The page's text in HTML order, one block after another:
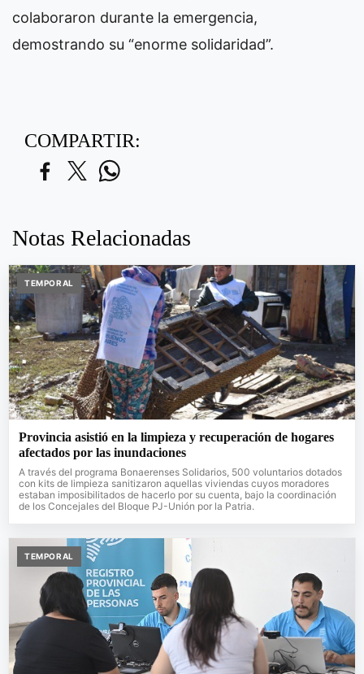
colaboraron durante la emergencia,
demostrando su “enorme solidaridad”.
COMPARTIR:
Notas Relacionadas
TEMPORAL
Provincia asistió en la limpieza y recuperación de hogares
afectados por las inundaciones
A través del programa Bonaerenses Solidarios, 500 voluntarios dotados
con kits de limpieza sanitizaron aquellas viviendas cuyos moradores
estaban imposibilitados de hacerlo por su cuenta, bajo la coordinación
de los Concejales del Bloque PJ-Unión por la Patria.
TEMPORAL